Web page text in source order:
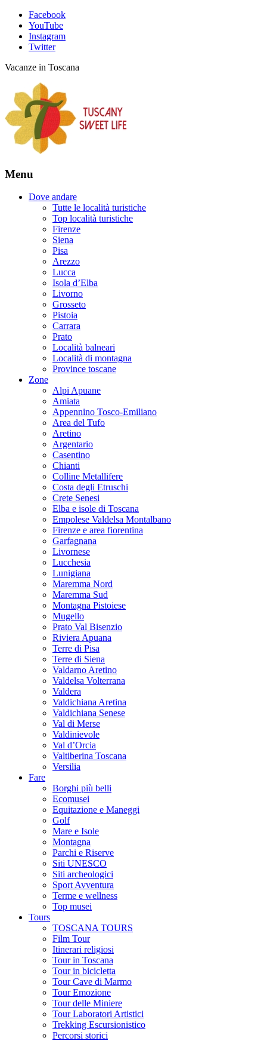
Facebook
YouTube
Instagram
Twitter
Vacanze in Toscana
Menu
Dove andare
Tutte le località turistiche
Top località turistiche
Firenze
Siena
Pisa
Arezzo
Lucca
Isola d’Elba
Livorno
Grosseto
Pistoia
Carrara
Prato
Località balneari
Località di montagna
Province toscane
Zone
Alpi Apuane
Amiata
Appennino Tosco-Emiliano
Area del Tufo
Aretino
Argentario
Casentino
Chianti
Colline Metallifere
Costa degli Etruschi
Crete Senesi
Elba e isole di Toscana
Empolese Valdelsa Montalbano
Firenze e area fiorentina
Garfagnana
Livornese
Lucchesia
Lunigiana
Maremma Nord
Maremma Sud
Montagna Pistoiese
Mugello
Prato Val Bisenzio
Riviera Apuana
Terre di Pisa
Terre di Siena
Valdarno Aretino
Valdelsa Volterrana
Valdera
Valdichiana Aretina
Valdichiana Senese
Val di Merse
Valdinievole
Val d’Orcia
Valtiberina Toscana
Versilia
Fare
Borghi più belli
Ecomusei
Equitazione e Maneggi
Golf
Mare e Isole
Montagna
Parchi e Riserve
Siti UNESCO
Siti archeologici
Sport Avventura
Terme e wellness
Top musei
Tours
TOSCANA TOURS
Film Tour
Itinerari religiosi
Tour in Toscana
Tour in bicicletta
Tour Cave di Marmo
Tour Emozione
Tour delle Miniere
Tour Laboratori Artistici
Trekking Escursionistico
Percorsi storici